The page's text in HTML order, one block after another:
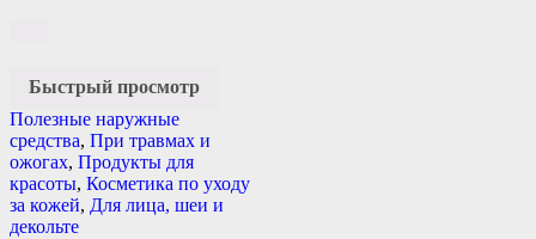
Быстрый просмотр
Полезные наружные
средства, При травмах и
ожогах, Продукты для
красоты, Косметика по уходу
за кожей, Для лица, шеи и
декольте